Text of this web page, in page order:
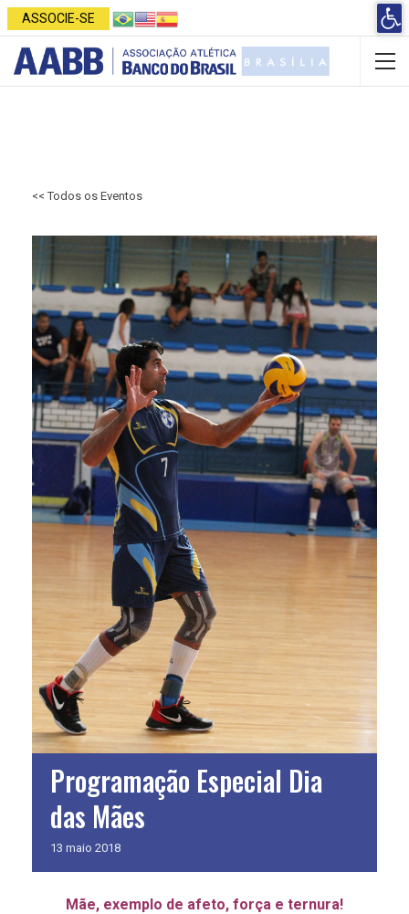
ASSOCIE-SE
<< Todos os Eventos
Programação Especial Dia
das Mães
13 maio 2018
Mãe, exemplo de afeto, força e ternura!